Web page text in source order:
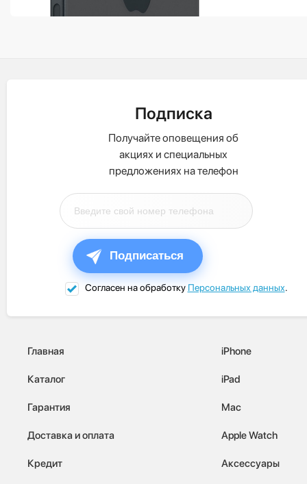
Подписка
Получайте оповещения об
акциях и специальных
предложениях на телефон
Подписаться
Согласен на обработку Персональных данных.
Главная
Каталог
Гарантия
Доставка и оплата
Кредит
iPhone
iPad
Mac
Apple Watch
Аксессуары